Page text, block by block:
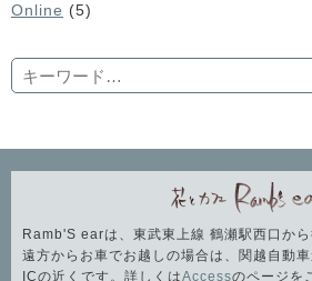
Online (5)
Search
Ramb'S earは、東武東上線 鶴瀬駅西口から
遠方からお車でお越しの場合は、関越自動
ICの近くです。詳しくはAccessのページを